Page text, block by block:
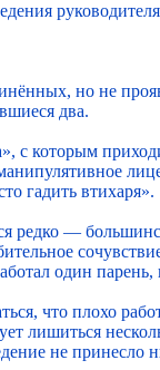
но не
два.
с которым
гадить втихаря».
редко —
один
что плохо
лишиться
не принесло